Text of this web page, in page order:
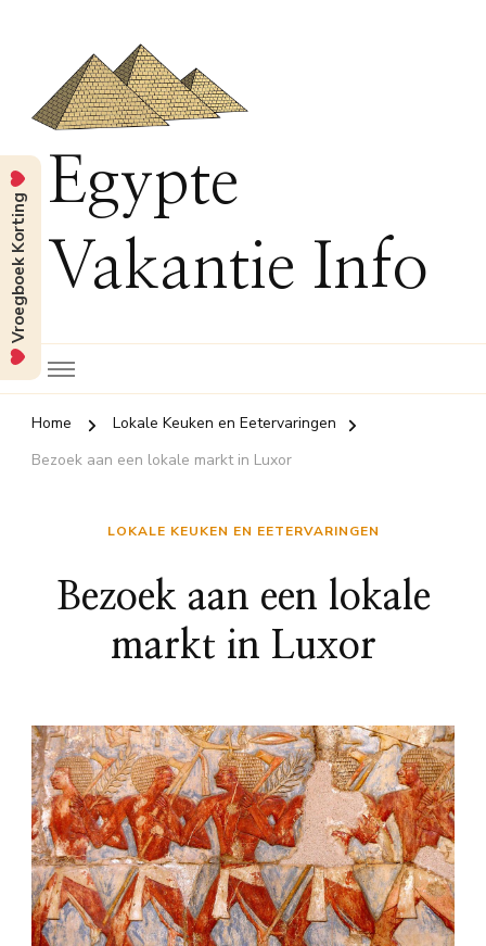
Egypte
Vakantie Info
Home
Lokale Keuken en Eetervaringen
Bezoek aan een lokale markt in Luxor
LOKALE KEUKEN EN EETERVARINGEN
Bezoek aan een lokale
markt in Luxor
Vroegboek Korting